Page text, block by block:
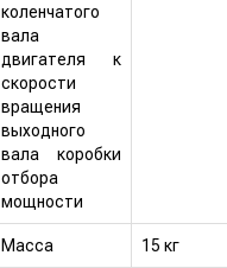
коленчатого
вала
двигателя к
скорости
вращения
выходного
вала коробки
отбора
мощности
Масса 15 кг